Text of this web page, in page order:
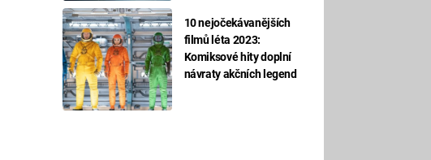
10 nejočekávanějších
filmů léta 2023:
Komiksové hity doplní
návraty akčních legend